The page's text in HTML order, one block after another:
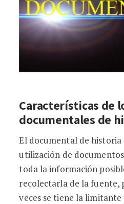
Características de
documentales de
El documental de historia
utilización de
toda la información
recolectarla de la fuente,
veces se tiene la